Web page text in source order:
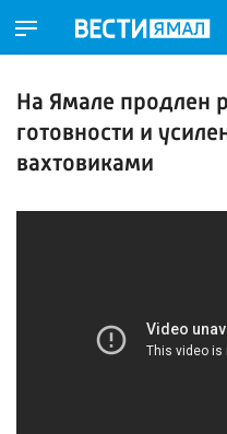
На Ямале продлен
готовности и
вахтовиками